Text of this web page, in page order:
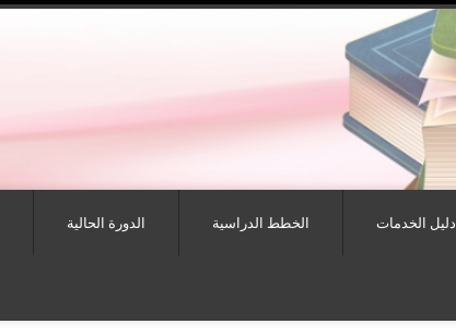
الدورة الحالية الخطط الدراسية دليل الخدمات